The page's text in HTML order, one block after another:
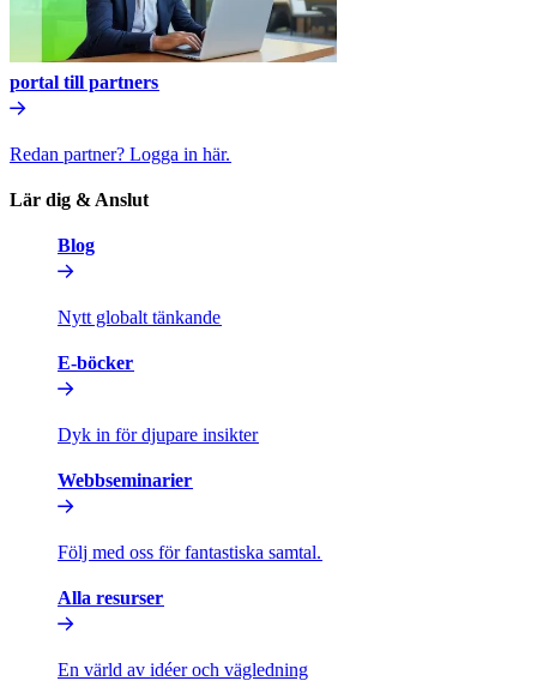
portal till partners​​
Redan partner? Logga in här.​​
Lär dig & Anslut​​
Blog​​
Nytt globalt tänkande​​
E-böcker​​
Dyk in för djupare insikter​​
Webbseminarier​​
Följ med oss för fantastiska samtal.​​
Alla resurser​​
En värld av idéer och vägledning​​